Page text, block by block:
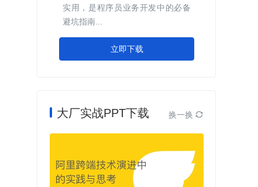
实用，是程序员业务开发中的必备
避坑指南...
立即下载
大厂实战PPT下载 换一换 